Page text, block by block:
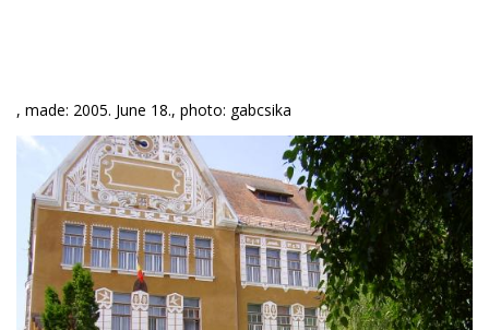
, made: 2005. June 18., photo: gabcsika